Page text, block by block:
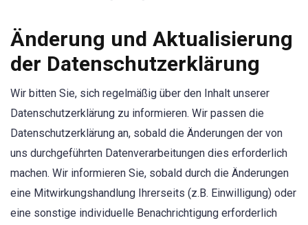
Änderung und Aktualisierung
der Datenschutzerklärung
Wir bitten Sie, sich regelmäßig über den Inhalt unserer
Datenschutzerklärung zu informieren. Wir passen die
Datenschutzerklärung an, sobald die Änderungen der von
uns durchgeführten Datenverarbeitungen dies erforderlich
machen. Wir informieren Sie, sobald durch die Änderungen
eine Mitwirkungshandlung Ihrerseits (z.B. Einwilligung) oder
eine sonstige individuelle Benachrichtigung erforderlich